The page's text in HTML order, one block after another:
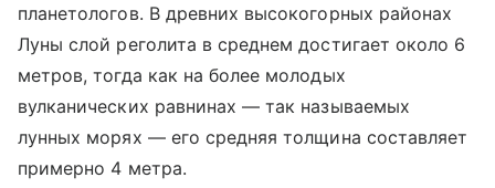
планетологов. В древних высокогорных районах
Луны слой реголита в среднем достигает около 6
метров, тогда как на более молодых
вулканических равнинах — так называемых
лунных морях — его средняя толщина составляет
примерно 4 метра.